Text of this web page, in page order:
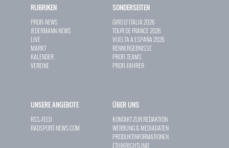
RUBRIKEN
PROFI-NEWS
JEDERMANN-NEWS
LIVE
MARKT
KALENDER
VEREINE
SONDERSEITEN
GIRO D`ITALIA 2026
TOUR DE FRANCE 2026
VUELTA A ESPAÑA 2026
RENNERGEBNISSE
PROFI-TEAMS
PROFI-FAHRER
UNSERE ANGEBOTE
RSS-FEED
RADSPORT-NEWS.COM
ÜBER UNS
KONTAKT ZUR REDAKTION
WERBUNG & MEDIADATEN
PRODUKTINFORMATIONEN
ETHIKRICHTLINIE